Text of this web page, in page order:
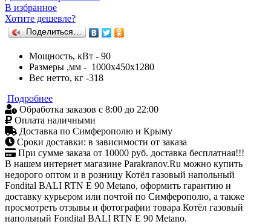
В избранное
Хотите дешевле?
Поделиться…
Мощность, кВт - 90
Размеры ,мм - 1000x450x1280
Вес нетто, кг -318
Подробнее
Обработка заказов с 8:00 до 22:00
Оплата наличными
Доставка по Симферополю и Крыму
Сроки доставки: в зависимости от заказа
При сумме заказа от 10000 руб. доставка бесплатная!!!
В нашем интернет магазине Parakranov.Ru можно купить
недорого оптом и в розницу Котёл газовый напольный
Fondital BALI RTN E 90 Metano, оформить гарантию и
доставку курьером или почтой по Симферополю, а также
просмотреть отзывы и фотографии товара Котёл газовый
напольный Fondital BALI RTN E 90 Metano.